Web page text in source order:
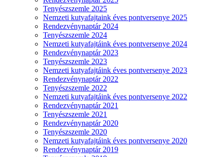
Tenyészszemle 2025
Nemzeti kutyafajtaink éves pontversenye 2025
Rendezvénynaptár 2024
Tenyészszemle 2024
Nemzeti kutyafajtáink éves pontversenye 2024
Rendezvénynaptár 2023
Tenyészszemle 2023
Nemzeti kutyafajtáink éves pontversenye 2023
Rendezvénynaptár 2022
Tenyészszemle 2022
Nemzeti kutyafajtáink éves pontversenye 2022
Rendezvénynaptár 2021
Tenyészszemle 2021
Rendezvénynaptár 2020
Tenyészszemle 2020
Nemzeti kutyafajtáink éves pontversenye 2020
Rendezvénynaptár 2019